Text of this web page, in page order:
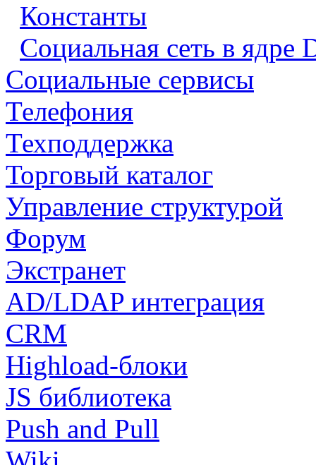
Константы
Социальная сеть в ядре
Социальные сервисы
Телефония
Техподдержка
Торговый каталог
Управление структурой
Форум
Экстранет
AD/LDAP интеграция
CRM
Highload-блоки
JS библиотека
Push and Pull